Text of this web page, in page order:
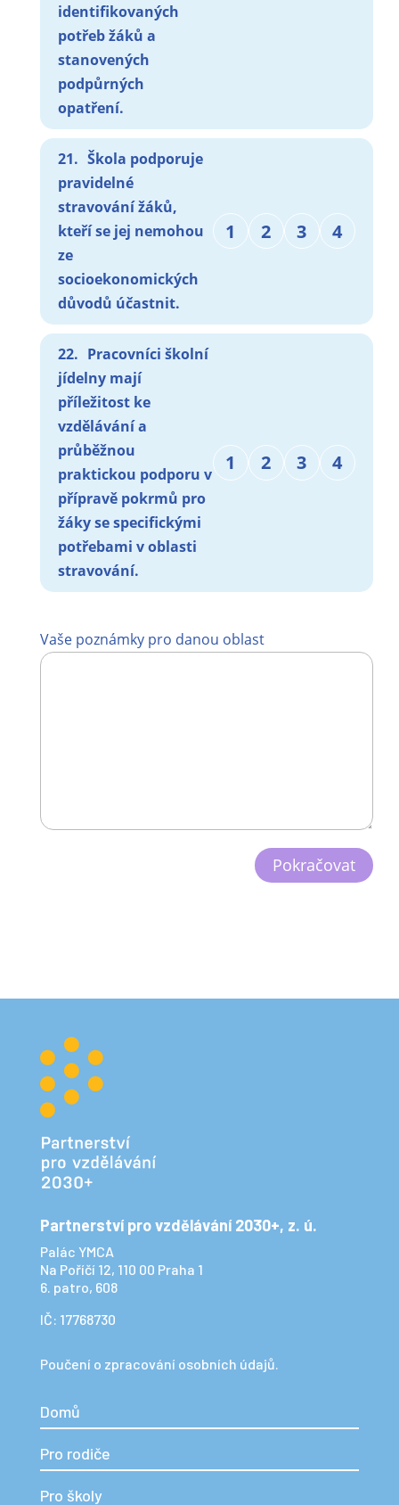
identifikovaných
potřeb žáků a
stanovených
podpůrných
opatření.
21. Škola podporuje
pravidelné
stravování žáků,
kteří se jej nemohou
ze
socioekonomických
důvodů účastnit.
1 2 3 4
22. Pracovníci školní
jídelny mají
příležitost ke
vzdělávání a
průběžnou
praktickou podporu v
přípravě pokrmů pro
žáky se specifickými
potřebami v oblasti
stravování.
1 2 3 4
Vaše poznámky pro danou oblast
Pokračovat
Partnerství pro vzdělávání 2030+, z. ú.
Palác YMCA
Na Poříčí 12, 110 00 Praha 1
6. patro, 608
IČ: 17768730
Poučení o zpracování osobních údajů.
Domů
Pro rodiče
Pro školy